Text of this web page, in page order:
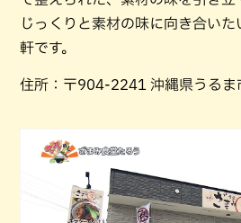
じっくりと素材の味に向き合い
軒です。
住所：〒904-2241 沖縄県うる